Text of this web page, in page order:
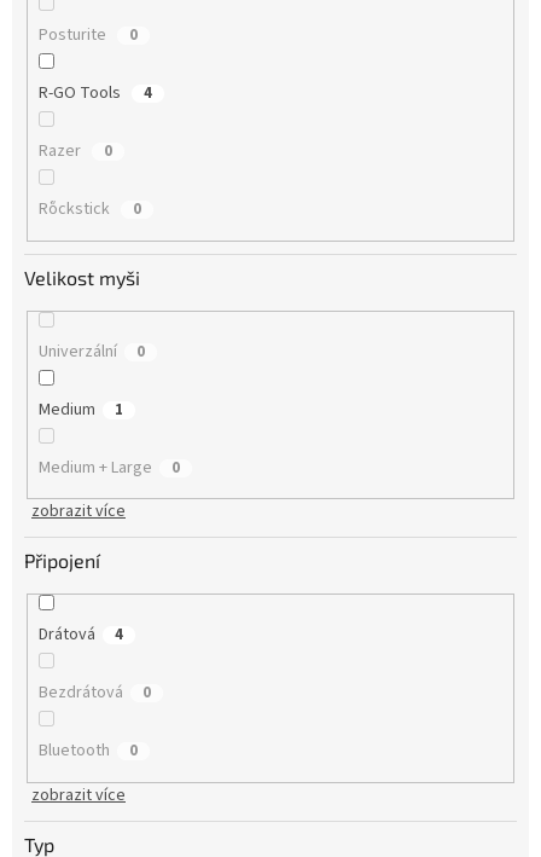
Posturite 0
R-GO Tools 4
Razer 0
Rὅckstick 0
Velikost myši
Univerzální 0
Medium 1
Medium + Large 0
zobrazit více
Připojení
Drátová 4
Bezdrátová 0
Bluetooth 0
zobrazit více
Typ